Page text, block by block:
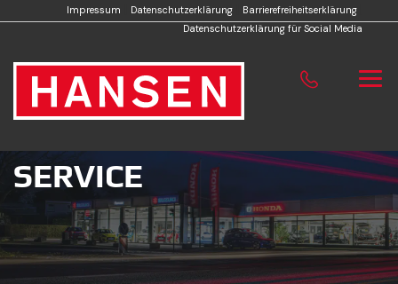
Impressum Datenschutzerklärung Barrierefreiheitserklärung
Datenschutzerklärung für Social Media
SERVICE